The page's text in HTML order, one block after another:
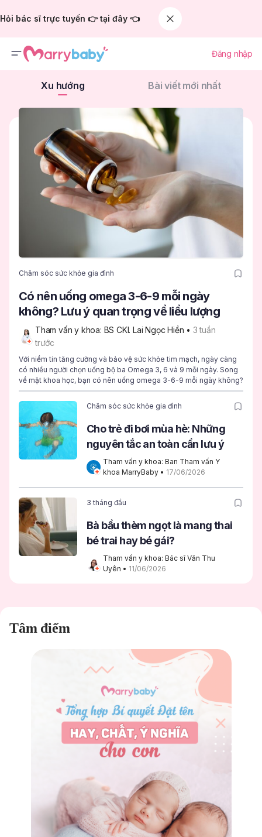
Hỏi bác sĩ trực tuyến 👉 tại đây 👈
Đăng nhập
Xu hướng Bài viết mới nhất
Chăm sóc sức khỏe gia đình
Có nên uống omega 3-6-9 mỗi ngày
không? Lưu ý quan trọng về liều lượng
Tham vấn y khoa: BS CKI. Lai Ngọc Hiền • 3 tuần
trước
Với niềm tin tăng cường và bảo vệ sức khỏe tim mạch, ngày càng
có nhiều người chọn uống bộ ba Omega 3, 6 và 9 mỗi ngày. Song
về mặt khoa học, bạn có nên uống omega 3-6-9 mỗi ngày không?
Chăm sóc sức khỏe gia đình
Cho trẻ đi bơi mùa hè: Những
nguyên tắc an toàn cần lưu ý
Tham vấn y khoa: Ban Tham vấn Y
khoa MarryBaby • 17/06/2026
3 tháng đầu
Bà bầu thèm ngọt là mang thai
bé trai hay bé gái?
Tham vấn y khoa: Bác sĩ Văn Thu
Uyên • 11/06/2026
Tâm điểm